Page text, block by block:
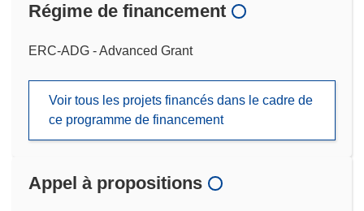
Régime de financement
ERC-ADG - Advanced Grant
Voir tous les projets financés dans le cadre de
ce programme de financement
Appel à propositions